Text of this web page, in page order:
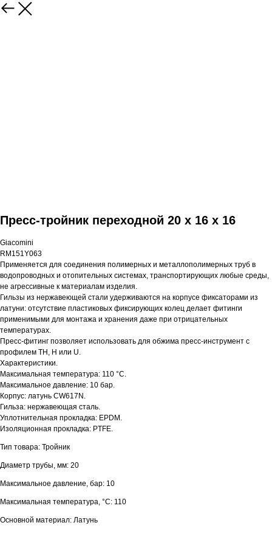
Пресс-тройник переходной 20 x 16 x 16
Giacomini
RM151Y063
Применяется для соединения полимерных и металлополимерных труб в
водопроводных и отопительных системах, транспортирующих любые среды,
не агрессивные к материалам изделия.
Гильзы из нержавеющей стали удерживаются на корпусе фиксаторами из
латуни: отсутствие пластиковых фиксирующих колец делает фитинги
применимыми для монтажа и хранения даже при отрицательных
температурах.
Пресс-фитинг позволяет использовать для обжима пресс-инструмент с
профилем TH, H или U.
Характеристики.
Максимальная температура: 110 °С.
Максимальное давление: 10 бар.
Корпус: латунь CW617N.
Гильза: нержавеющая сталь.
Уплотнительная прокладка: EPDM.
Изоляционная прокладка: PTFE.
Тип товара: Тройник
Диаметр трубы, мм: 20
Максимальное давление, бар: 10
Максимальная температура, °С: 110
Основной материал: Латунь